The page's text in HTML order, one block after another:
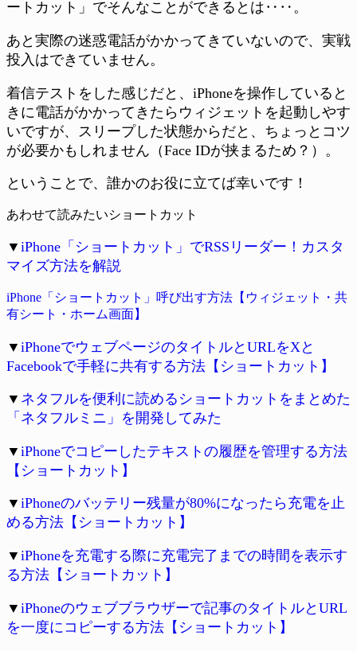
ートカット」でそんなことができるとは‥‥。
あと実際の迷惑電話がかかってきていないので、実戦
投入はできていません。
着信テストをした感じだと、iPhoneを操作していると
きに電話がかかってきたらウィジェットを起動しやす
いですが、スリープした状態からだと、ちょっとコツ
が必要かもしれません（Face IDが挟まるため？）。
ということで、誰かのお役に立てば幸いです！
あわせて読みたいショートカット
▼ iPhone「ショートカット」でRSSリーダー！カスタ
マイズ方法を解説
iPhone「ショートカット」呼び出す方法【ウィジェット・共
有シート・ホーム画面】
▼ iPhoneでウェブページのタイトルとURLをXと
Facebookで手軽に共有する方法【ショートカット】
▼ ネタフルを便利に読めるショートカットをまとめた
「ネタフルミニ」を開発してみた
▼ iPhoneでコピーしたテキストの履歴を管理する方法
【ショートカット】
▼ iPhoneのバッテリー残量が80%になったら充電を止
める方法【ショートカット】
▼ iPhoneを充電する際に充電完了までの時間を表示す
る方法【ショートカット】
▼ iPhoneのウェブブラウザーで記事のタイトルとURL
を一度にコピーする方法【ショートカット】